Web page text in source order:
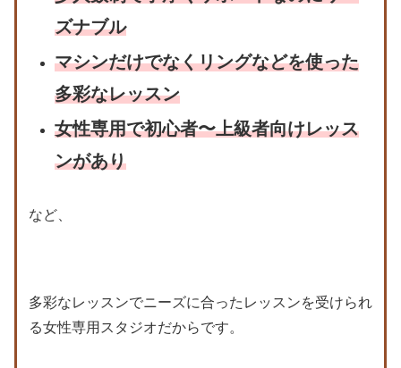
ズナブル
マシンだけでなくリングなどを使った
多彩なレッスン
女性専用で初心者〜上級者向けレッス
ンがあり
など、
多彩なレッスンでニーズに合ったレッスンを受けられ
る女性専用スタジオだからです。